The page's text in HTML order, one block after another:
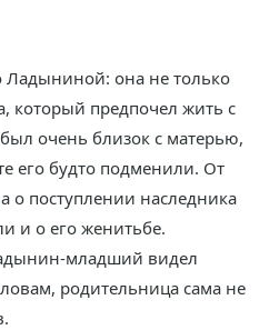
Ладыниной: она не только
который предпочел жить с
очень близок с матерью,
его будто подменили. От
о поступлении наследника
и о его женитьбе.
младший видел
родительница сама не